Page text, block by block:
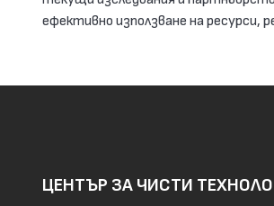
ефективно използване на ресурси,
ЦЕНТЪР ЗА ЧИСТИ